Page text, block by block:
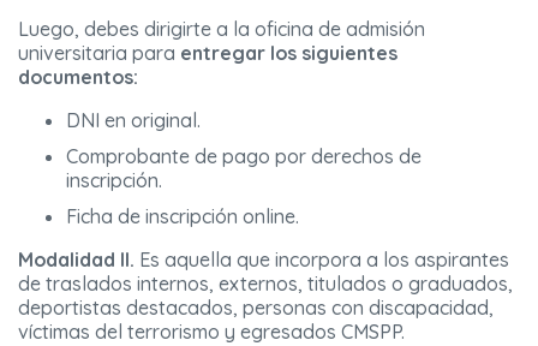
Luego, debes dirigirte a la oficina de admisión
universitaria para entregar los siguientes
documentos:
DNI en original.
Comprobante de pago por derechos de
inscripción.
Ficha de inscripción online.
Modalidad II. Es aquella que incorpora a los aspirantes
de traslados internos, externos, titulados o graduados,
deportistas destacados, personas con discapacidad,
víctimas del terrorismo y egresados CMSPP.